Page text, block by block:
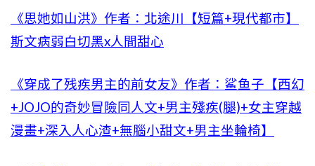
《思她如山洪》​​​​作者：北途川【短篇+現代都市】
斯文病弱白切黑x人間甜心
《穿成了残疾男主的前女友》作者：鲨鱼子【西幻
+JOJO的奇妙冒險同人文+男主殘疾(腿)+女主穿越
漫畫+深入人心渣+無腦小甜文+男主坐輪椅】